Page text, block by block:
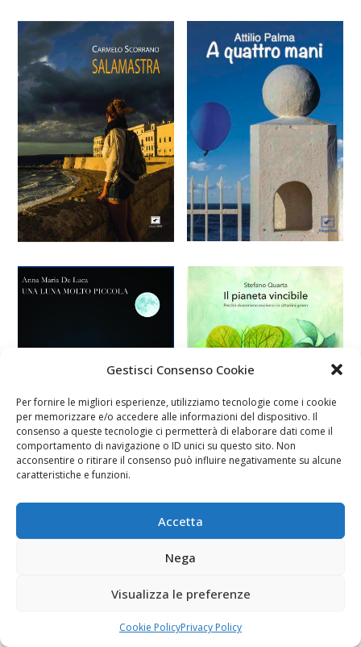
Gestisci Consenso Cookie
Per fornire le migliori esperienze, utilizziamo tecnologie come i cookie
per memorizzare e/o accedere alle informazioni del dispositivo. Il
consenso a queste tecnologie ci permetterà di elaborare dati come il
comportamento di navigazione o ID unici su questo sito. Non
acconsentire o ritirare il consenso può influire negativamente su alcune
caratteristiche e funzioni.
Accetta
Nega
Visualizza le preferenze
Cookie PolicyPrivacy Policy